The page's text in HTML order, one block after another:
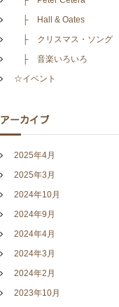
├ Hall & Oates
├ クリスマス・ソング
├ 音楽いろいろ
☆イベント
アーカイブ
2025年4月
2025年3月
2024年10月
2024年9月
2024年4月
2024年3月
2024年2月
2023年10月